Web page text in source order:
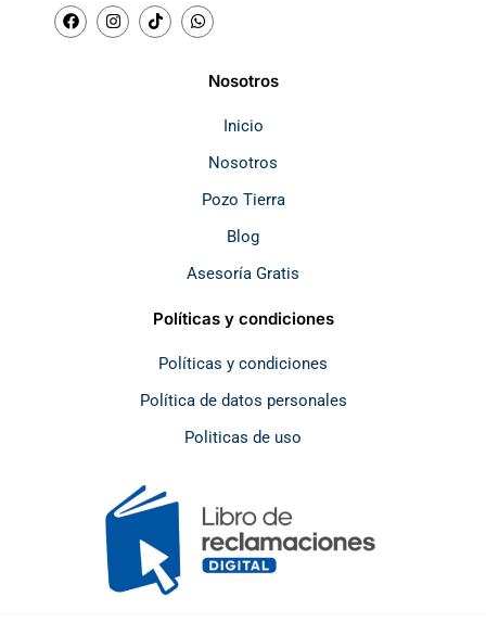
F
a
c
I
n
s
T
i
k
W
h
a
Nosotros
Inicio
Nosotros
Pozo Tierra
Blog
Asesoría Gratis
Políticas y condiciones
Políticas y condiciones
Política de datos personales
Politicas de uso